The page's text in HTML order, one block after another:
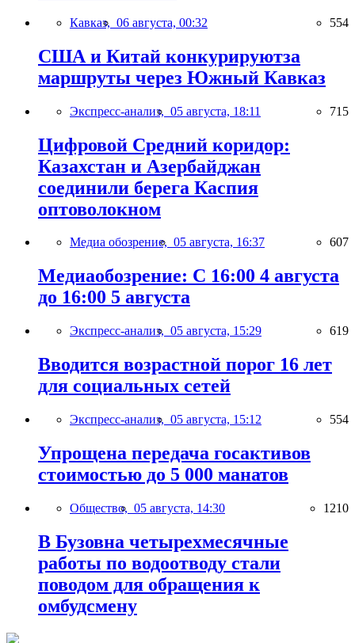
Кавказ, 06 августа, 00:32 554
США и Китай конкурируютза
маршруты через Южный Кавказ
Экспресс-анализ, 05 августа, 18:11 715
Цифровой Средний коридор:
Казахстан и Азербайджан
соединили берега Каспия
оптоволокном
Медиа обозрение, 05 августа, 16:37 607
Медиаобозрение: С 16:00 4 августа
до 16:00 5 августа
Экспресс-анализ, 05 августа, 15:29 619
Вводится возрастной порог 16 лет
для социальных сетей
Экспресс-анализ, 05 августа, 15:12 554
Упрощена передача госактивов
стоимостью до 5 000 манатов
Общество, 05 августа, 14:30 1210
В Бузовна четырехмесячные
работы по водоотводу стали
поводом для обращения к
омбудсмену